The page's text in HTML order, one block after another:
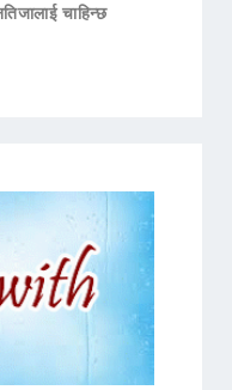
चाहिन्छ